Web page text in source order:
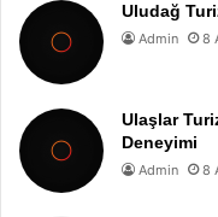
Uludağ
Admin 8
Ulaşlar
Deneyimi
Admin 8